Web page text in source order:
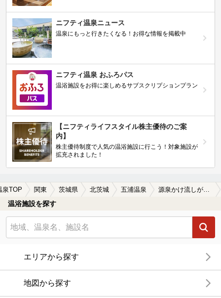
ニフティ温泉ニュース
温泉にもっと行きたくなる！お得な情報を掲載中
ニフティ温泉 おふろパス
温浴施設をお得に楽しめるサブスクリプションプラン
【ニフティライフスタイル株主優待のご案
内】
株主優待制度で人気の温浴施設に行こう！対象施設が
拡充されました！
泉TOP 関東 茨城県 北茨城 五浦温泉 源泉かけ流しが楽しめる五浦温泉の温泉、日帰り温泉、スーパー銭湯おすすめ
温浴施設を探す
エリアから探す
地図から探す